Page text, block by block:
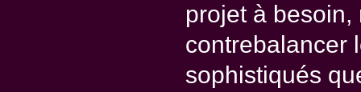
projet à
contrebalancer
sophistiqués